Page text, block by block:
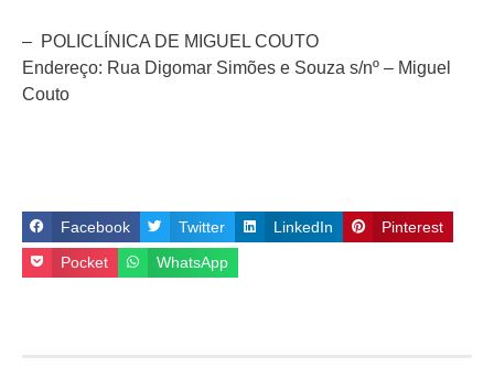
– POLICLÍNICA DE MIGUEL COUTO
Endereço: Rua Digomar Simões e Souza s/nº – Miguel
Couto
Facebook Twitter LinkedIn Pinterest
Pocket WhatsApp